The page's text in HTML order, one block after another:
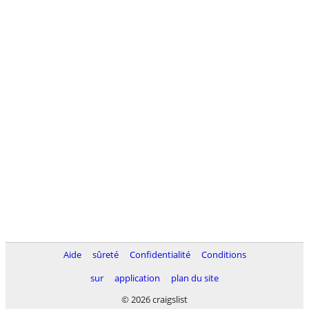
Aide sûreté Confidentialité
Conditions
sur
application
plan du site
© 2026 craigslist